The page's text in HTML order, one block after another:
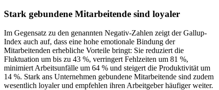
Stark gebundene Mitarbeitende sind loyaler
Im Gegensatz zu den genannten Negativ-Zahlen zeigt der Gallup-
Index auch auf, dass eine hohe emotionale Bindung der
Mitarbeitenden erhebliche Vorteile bringt: Sie reduziert die
Fluktuation um bis zu 43 %, verringert Fehlzeiten um 81 %,
minimiert Arbeitsunfälle um 64 % und steigert die Produktivität um
14 %. Stark ans Unternehmen gebundene Mitarbeitende sind zudem
wesentlich loyaler und empfehlen ihren Arbeitgeber häufiger weiter.